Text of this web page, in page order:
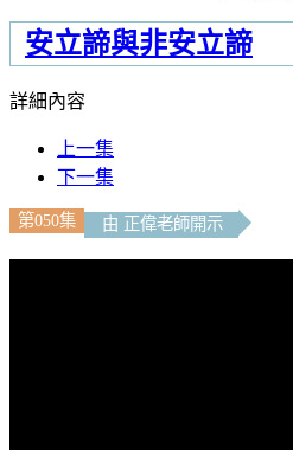
安立諦與非安立諦
詳細內容
上一集
下一集
第050集 由 正偉老師開示